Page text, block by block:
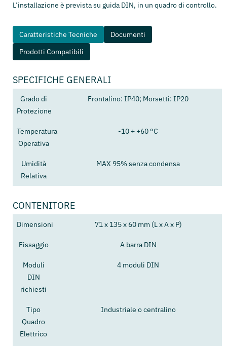
L’installazione è prevista su guida DIN, in un quadro di controllo.
Caratteristiche Tecniche
Documenti
Prodotti Compatibili
SPECIFICHE GENERALI
Grado di
Protezione
Frontalino: IP40; Morsetti: IP20
Temperatura
Operativa
-10 ÷ +60 °C
Umidità
Relativa
MAX 95% senza condensa
CONTENITORE
Dimensioni 71 x 135 x 60 mm (L x A x P)
Fissaggio A barra DIN
Moduli
DIN
richiesti
4 moduli DIN
Tipo
Quadro
Elettrico
Industriale o centralino